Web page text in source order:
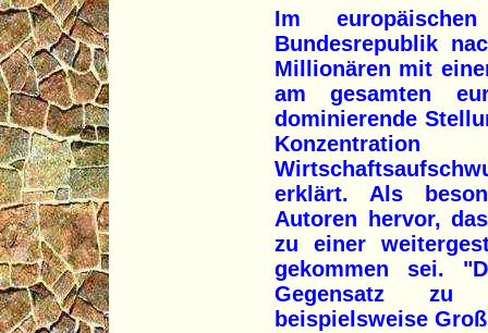
Im
Bundesrepublik
Millionären mit
am gesamten
dominierende
erklärt. Als
Autoren hervor,
zu einer
gekommen sei.
Gegensatz zu
beispielsweise